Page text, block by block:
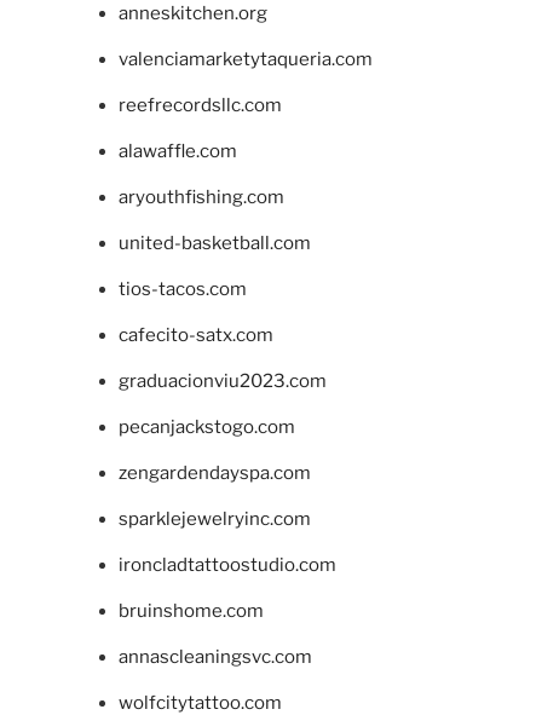
anneskitchen.org
valenciamarketytaqueria.com
reefrecordsllc.com
alawaffle.com
aryouthfishing.com
united-basketball.com
tios-tacos.com
cafecito-satx.com
graduacionviu2023.com
pecanjackstogo.com
zengardendayspa.com
sparklejewelryinc.com
ironcladtattoostudio.com
bruinshome.com
annascleaningsvc.com
wolfcitytattoo.com